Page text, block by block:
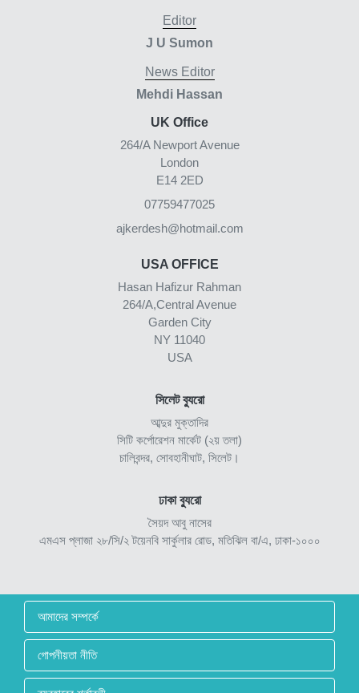
Editor
J U Sumon
News Editor
Mehdi Hassan
UK Office
264/A Newport Avenue
London
E14 2ED
07759477025
ajkerdesh@hotmail.com
USA OFFICE
Hasan Hafizur Rahman
264/A,Central Avenue
Garden City
NY 11040
USA
সিলেট ব্যুরো
আব্দুর মুক্তাদির
সিটি কর্পোরেশন মার্কেট (২য় তলা)
চালিবন্দর, সোবহানীঘাট, সিলেট।
ঢাকা ব্যুরো
সৈয়দ আবু নাসের
এমএস প্লাজা ২৮/সি/২ টয়েনবি সার্কুলার রোড, মতিঝিল বা/এ, ঢাকা-১০০০
আমাদের সম্পর্কে
গোপনীয়তা নীতি